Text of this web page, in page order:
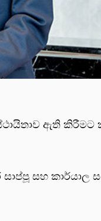
ඇති
සහ කාර්යාල